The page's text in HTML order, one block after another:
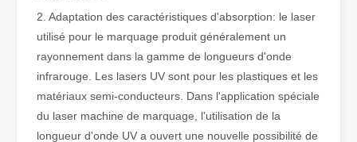
Comment choisir votre partenaire de travail : machine de découpe laser
La découpe laser du métal est une méthode de précision
2. Adaptation des caractéristiques d'absorption: le laser
utilisé pour le marquage produit généralement un
rayonnement dans la gamme de longueurs d'onde
infrarouge. Les lasers UV sont pour les plastiques et les
matériaux semi-conducteurs. Dans l'application spéciale
du laser machine de marquage, l'utilisation de la
longueur d'onde UV a ouvert une nouvelle possibilité de